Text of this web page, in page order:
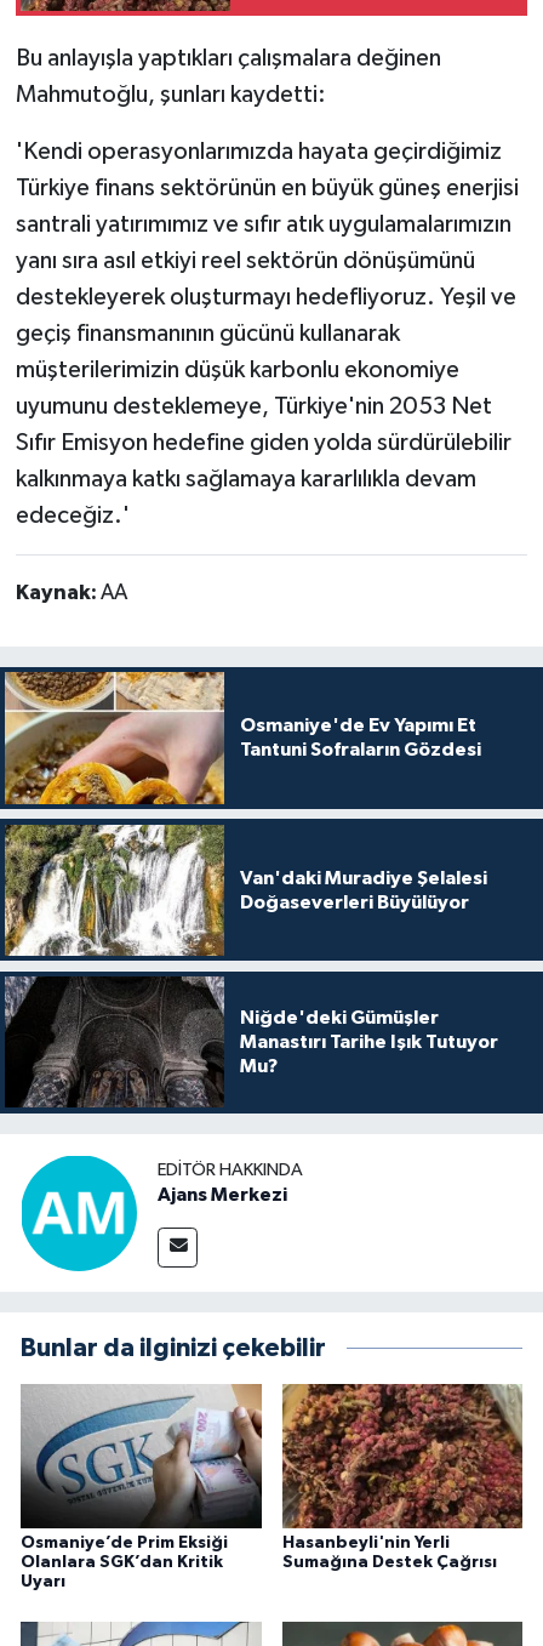
Bu anlayışla yaptıkları çalışmalara değinen
Mahmutoğlu, şunları kaydetti:
'Kendi operasyonlarımızda hayata geçirdiğimiz
Türkiye finans sektörünün en büyük güneş enerjisi
santrali yatırımımız ve sıfır atık uygulamalarımızın
yanı sıra asıl etkiyi reel sektörün dönüşümünü
destekleyerek oluşturmayı hedefliyoruz. Yeşil ve
geçiş finansmanının gücünü kullanarak
müşterilerimizin düşük karbonlu ekonomiye
uyumunu desteklemeye, Türkiye'nin 2053 Net
Sıfır Emisyon hedefine giden yolda sürdürülebilir
kalkınmaya katkı sağlamaya kararlılıkla devam
edeceğiz.'
Kaynak: AA
Osmaniye'de Ev Yapımı Et
Tantuni Sofraların Gözdesi
Van'daki Muradiye Şelalesi
Doğaseverleri Büyülüyor
Niğde'deki Gümüşler
Manastırı Tarihe Işık Tutuyor
Mu?
EDITÖR HAKKINDA
Ajans Merkezi
Bunlar da ilginizi çekebilir
Osmaniye’de Prim Eksiği
Olanlara SGK’dan Kritik
Uyarı
Hasanbeyli'nin Yerli
Sumağına Destek Çağrısı